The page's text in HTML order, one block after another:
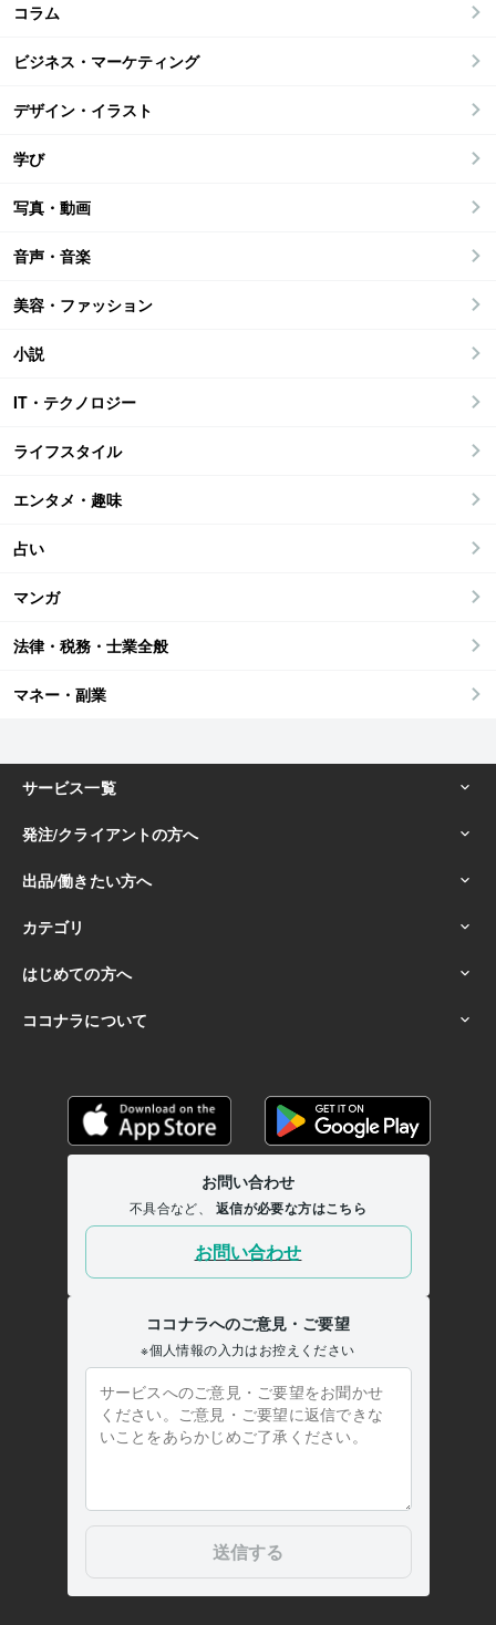
コラム
ビジネス・マーケティング
デザイン・イラスト
学び
写真・動画
音声・音楽
美容・ファッション
小説
IT・テクノロジー
ライフスタイル
エンタメ・趣味
占い
マンガ
法律・税務・士業全般
マネー・副業